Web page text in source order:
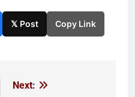
𝕏 Post Copy Link
Next: